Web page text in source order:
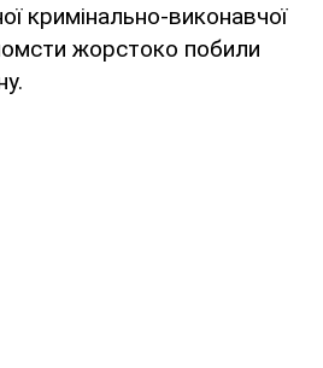
кримінально-виконавчої
жорстоко побили